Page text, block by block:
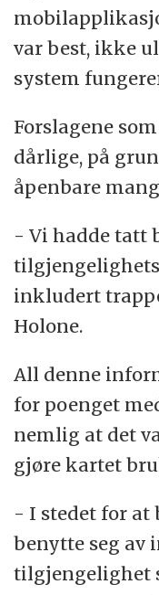
var best, ikke
system
Forslagene
dårlige, på
åpenbare
- Vi hadde tatt
inkludert
Holone.
All denne
for poenget
nemlig at det
gjøre kartet
- I stedet for at
benytte seg av
tilgjengelighet